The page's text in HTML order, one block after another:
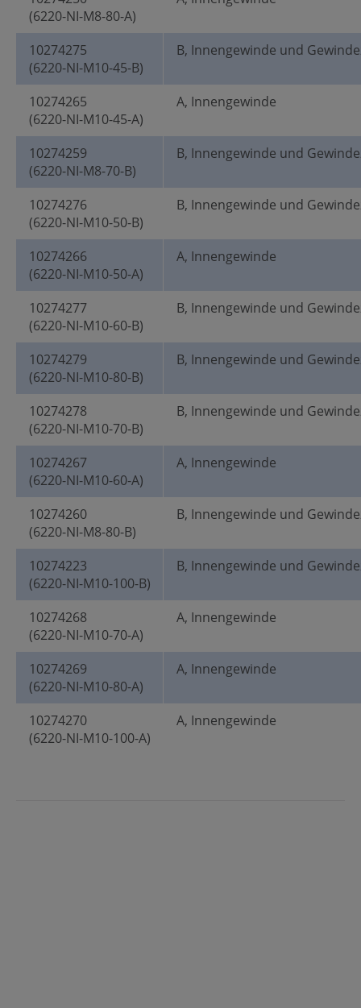
(6220-NI-M8-80-A)
10274275
(6220-NI-M10-45-B)
B, Innengewinde und
10274265
(6220-NI-M10-45-A)
A, Innengewinde
10274259
(6220-NI-M8-70-B)
B, Innengewinde und
10274276
(6220-NI-M10-50-B)
B, Innengewinde und
10274266
(6220-NI-M10-50-A)
A, Innengewinde
10274277
(6220-NI-M10-60-B)
B, Innengewinde und
10274279
(6220-NI-M10-80-B)
B, Innengewinde und
10274278
(6220-NI-M10-70-B)
B, Innengewinde und
10274267
(6220-NI-M10-60-A)
A, Innengewinde
10274260
(6220-NI-M8-80-B)
B, Innengewinde und
10274223
(6220-NI-M10-100-B)
B, Innengewinde und
10274268
(6220-NI-M10-70-A)
A, Innengewinde
10274269
(6220-NI-M10-80-A)
A, Innengewinde
10274270
(6220-NI-M10-100-A)
A, Innengewinde